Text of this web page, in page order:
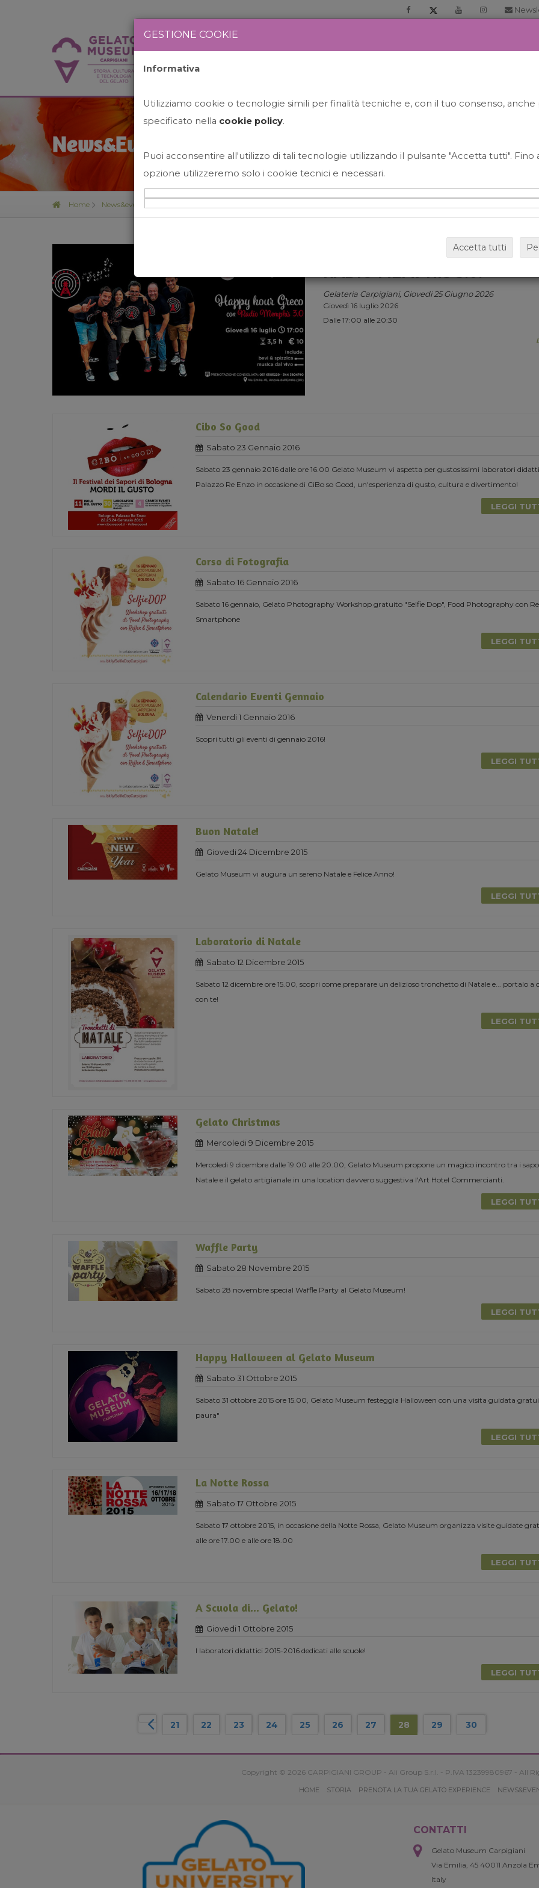
News&Events
Home News&events
HAPPY HOUR GRECO CON
RADIO MEMPHIS 3.0.
Gelateria Carpigiani, Giovedi 25 Giugno 2026
Giovedì 16 luglio 2026
Dalle 17:00 alle 20:30
Cibo So Good
Sabato 23 Gennaio 2016
Sabato 23 gennaio 2016 dalle ore 16.00 Gelato Museum vi aspetta per gustosissimi laboratori
Palazzo Re Enzo in occasione di CiBo so Good, un'esperienza di gusto, cultura e divertimento!
LEGGI
Corso di Fotografia
Sabato 16 Gennaio 2016
Sabato 16 gennaio, Gelato Photography Workshop gratuito "Selfie Dop", Food Photography con
Smartphone
LEGGI
Calendario Eventi Gennaio
Venerdi 1 Gennaio 2016
Scopri tutti gli eventi di gennaio 2016!
LEGGI
Buon Natale!
Giovedi 24 Dicembre 2015
Gelato Museum vi augura un sereno Natale e Felice Anno!
LEGGI
Laboratorio di Natale
Sabato 12 Dicembre 2015
Sabato 12 dicembre ore 15.00, scopri come preparare un delizioso tronchetto di Natale e... portalo a
con te!
LEGGI
Gelato Christmas
Mercoledi 9 Dicembre 2015
Mercoledi 9 dicembre dalle 19.00 alle 20.00, Gelato Museum propone un magico incontro tra i
Natale e il gelato artigianale in una location davvero suggestiva l'Art Hotel Commercianti.
LEGGI
Waffle Party
Sabato 28 Novembre 2015
Sabato 28 novembre special Waffle Party al Gelato Museum!
LEGGI
Happy Halloween al Gelato Museum
Sabato 31 Ottobre 2015
Sabato 31 ottobre 2015 ore 15.00, Gelato Museum festeggia Halloween con una visita guidata
paura"
LEGGI
La Notte Rossa
Sabato 17 Ottobre 2015
Sabato 17 ottobre 2015, in occasione della Notte Rossa, Gelato Museum organizza visite guidate
alle ore 17.00 e alle ore 18.00
LEGGI
A Scuola di... Gelato!
Giovedi 1 Ottobre 2015
I laboratori didattici 2015-2016 dedicati alle scuole!
LEGGI
21 22 23 24 25 26 27 28 29 30
Copyright © 2026 CARPIGIANI GROUP - Ali Group S.r.l. - P.IVA 13239980967 - All
HOME STORIA PRENOTA LA TUA GELATO EXPERIENCE
CONTATTI
Gelato Museum Carpigiani
Via Emilia, 45 40011 Anzola
Italy
GESTIONE COOKIE
Informativa
Utilizziamo cookie o tecnologie simili per finalità tecniche e, con il tuo consenso,
specificato nella cookie policy.
Puoi acconsentire all'utilizzo di tali tecnologie utilizzando il pulsante "Accetta tutti". Fino
opzione utilizzeremo solo i cookie tecnici e necessari.
Accetta tutti